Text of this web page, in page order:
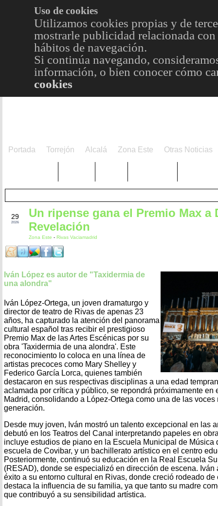
Uso de cookies
Utilizamos cookies propias y de
mostrarle publicidad relacionada
hábitos de navegación.
Si continúa navegando,
información, o bien conocer cómo
cookies
Portada Torrejón Alcalá Zona Este Otras Noticias
29
2026
Un ripense gana el Premio Max a
Revelación
Zona Este - Rivas Vaciamadrid
Iván López es autor de "Taxidermia de
una alondra"
Iván López-Ortega, un joven dramaturgo y
director de teatro de Rivas de apenas 23
años, ha capturado la atención del panorama
cultural español tras recibir el prestigioso
Premio Max de las Artes Escénicas por su
obra 'Taxidermia de una alondra'. Este
reconocimiento lo coloca en una línea de
artistas precoces como Mary Shelley y
Federico García Lorca, quienes también
destacaron en sus respectivas disciplinas a una edad
aclamada por crítica y público, se repondrá próximamente en
Madrid, consolidando a López-Ortega como una de las
generación.
Desde muy joven, Iván mostró un talento excepcional en las
debutó en los Teatros del Canal interpretando papeles en
incluye estudios de piano en la Escuela Municipal de Música
escuela de Covibar, y un bachillerato artístico en el centro
Posteriormente, continuó su educación en la Real Escuela
(RESAD), donde se especializó en dirección de escena. Iván
éxito a su entorno cultural en Rivas, donde creció rodeado
destaca la influencia de su familia, ya que tanto su madre
que contribuyó a su sensibilidad artística.